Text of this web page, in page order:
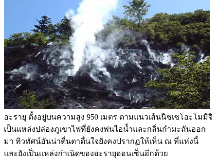
อะรายุ ตั้งอยู่บนความสูง 950 เมตร ตามแนวเส้นนิชเซโอะโมมิจิ
เป็นแหล่งปล่องภูเขาไฟที่ยังคงพ่นไอน้ำและกลิ่นกำมะถันออก
มา ทิวทัศน์อันน่าตื่นตาตื่นใจยังคงปรากฏให้เห็น ณ ที่แห่งนี้
และยังเป็นแหล่งกำเนิดของอะรายุออนเซ็นอีกด้วย